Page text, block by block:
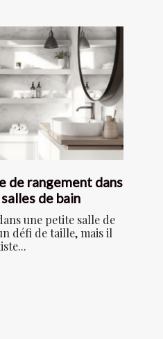
de rangement dans
de bain
une petite salle de
défi de taille, mais il